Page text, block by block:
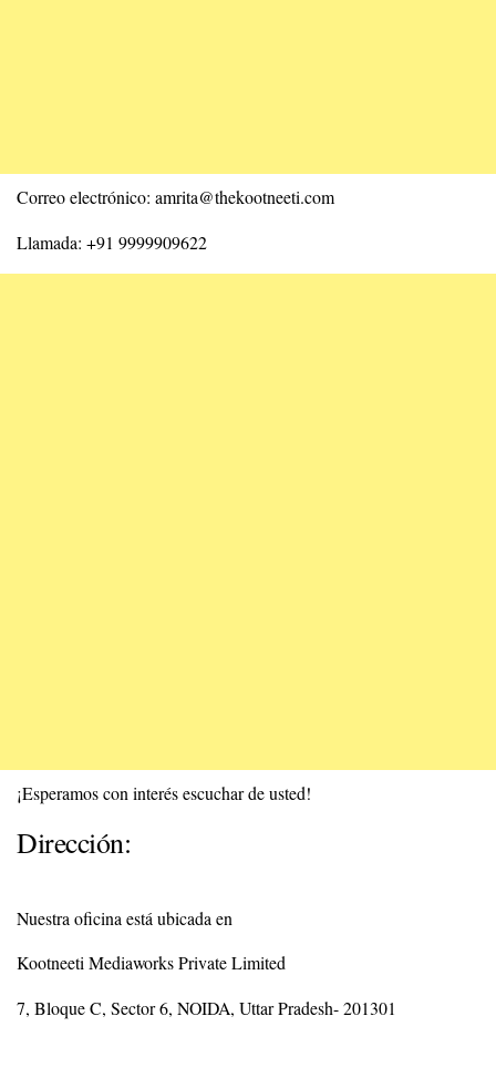
Correo electrónico: amrita@thekootneeti.com
Llamada: +91 9999909622
¡Esperamos con interés escuchar de usted!
Dirección:
Nuestra oficina está ubicada en
Kootneeti Mediaworks Private Limited
7, Bloque C, Sector 6, NOIDA, Uttar Pradesh- 201301